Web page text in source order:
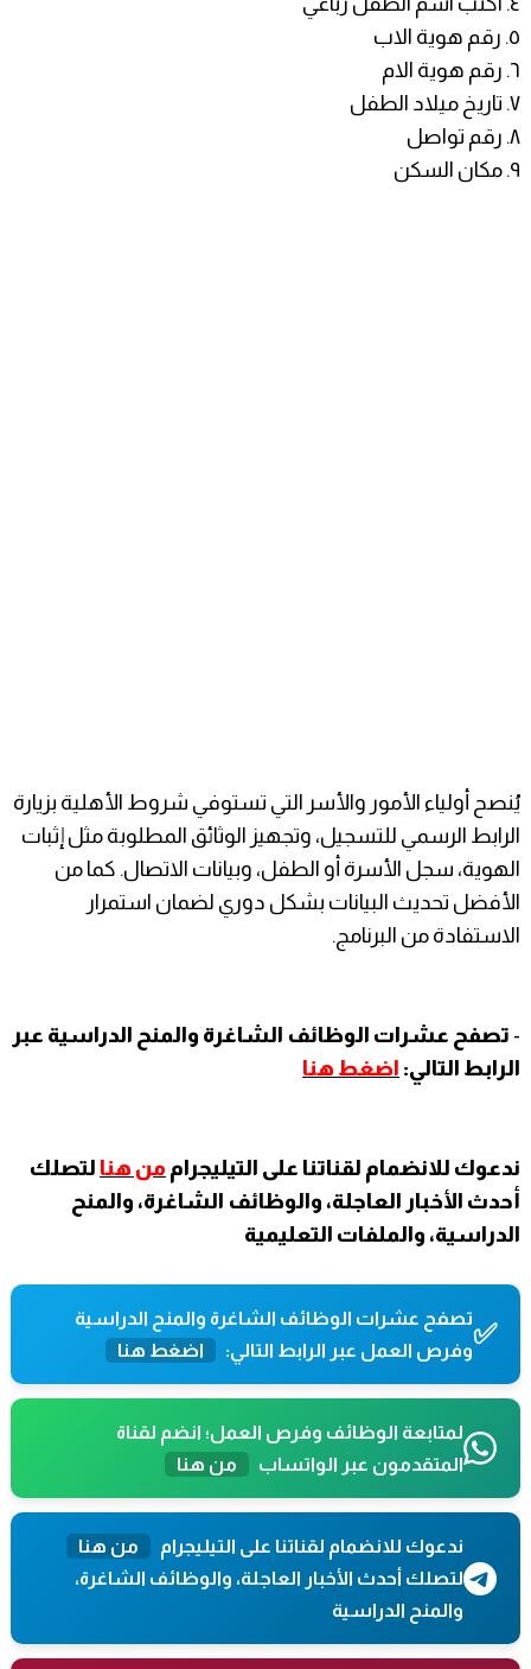
٥. رقم هوية الاب
٦. رقم هوية الام
٧. تاريخ ميلاد الطفل
٨. رقم تواصل
٩. مكان السكن
يُنصح أولياء الأمور والأسر التي تستوفي شروط الأهلية بزيارة
الرابط الرسمي للتسجيل، وتجهيز الوثائق المطلوبة مثل إثبات
الهوية، سجل الأسرة أو الطفل، وبيانات الاتصال. كما من
الأفضل تحديث البيانات بشكل دوري لضمان استمرار
الاستفادة من البرنامج.
- تصفح عشرات الوظائف الشاغرة والمنح الدراسية عبر
الرابط التالي: اضغط هنا
ندعوك للانضمام لقناتنا على التيليجرام من هنا لتصلك
أحدث الأخبار العاجلة، والوظائف الشاغرة، والمنح
الدراسية، والملفات التعليمية
✅تصفح عشرات الوظائف الشاغرة والمنح الدراسية
وفرص العمل عبر الرابط التالي:
اضغط هنا
لمتابعة الوظائف وفرص العمل؛ انضم لقناة
المتقدمون عبر الواتساب
من هنا
ندعوك للانضمام لقناتنا على التيليجرام
من هنا
لتصلك أحدث الأخبار العاجلة، والوظائف الشاغرة،
والمنح الدراسية